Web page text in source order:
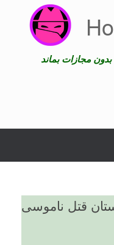
قتل ناموسی